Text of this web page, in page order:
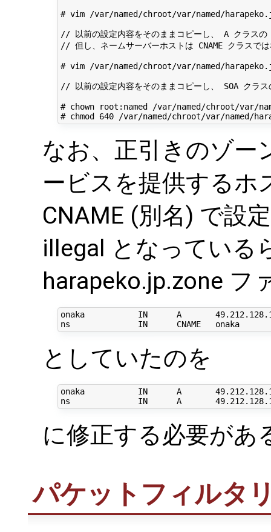
# vim /var/named/chroot/var/named/
// 以前の設定内容をそのままコピーし、 A クラス
// 但し、ネームサーバーホストは CNAME クラスで
# vim /var/named/chroot/var/named/
// 以前の設定内容をそのままコピーし、 SOA クラ
# chown root:named /var/named/chroot/var/
なお、正引きのゾー
ービスを提供するホ
CNAME (別名) で設
illegal となっている
harapeko.jp.zone フ
onaka           IN      A
ns              IN      CNAME   onaka
としていたのを
onaka           IN      A
に修正する必要があ
パケットフィルタ